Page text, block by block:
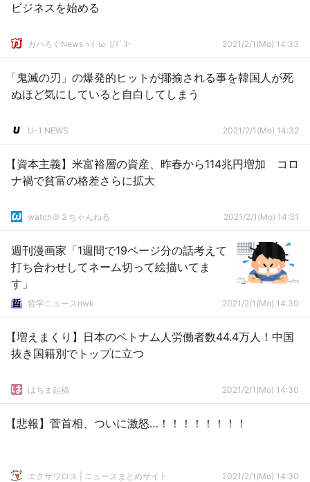
ビジネスを始める
ガハろぐNewsヽ(･ω･)/ｽﾞｺｰ 2021/2/1(Mo) 14:33
「鬼滅の刃」の爆発的ヒットが揶揄される事を韓国人が死
ぬほど気にしていると自白してしまう
U-1 NEWS 2021/2/1(Mo) 14:32
【資本主義】米富裕層の資産、昨春から114兆円増加 コロ
ナ禍で貧富の格差さらに拡大
watch＠２ちゃんねる 2021/2/1(Mo) 14:31
週刊漫画家「1週間で19ページ分の話考えて
打ち合わせしてネーム切って絵描いてま
す」
哲学ニュースnwk 2021/2/1(Mo) 14:30
【増えまくり】日本のベトナム人労働者数44.4万人！中国
抜き国籍別でトップに立つ
はちま起稿 2021/2/1(Mo) 14:30
【悲報】菅首相、ついに激怒…！！！！！！！！
エクサワロス | ニュースまとめサイト 2021/2/1(Mo) 14:30